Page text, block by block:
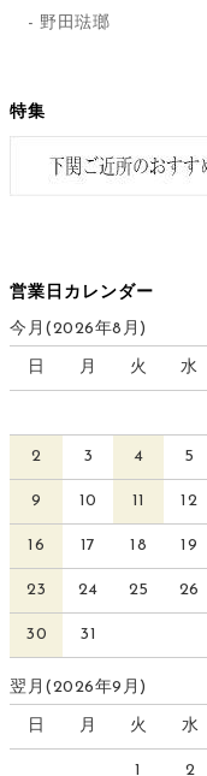
野田琺瑯
特集
営業日カレンダー
今月(2026年8月)
日 月 火 水
2 3 4 5
9 10 11 12
16 17 18 19
23 24 25 26
30 31
翌月(2026年9月)
日 月 火 水
1 2